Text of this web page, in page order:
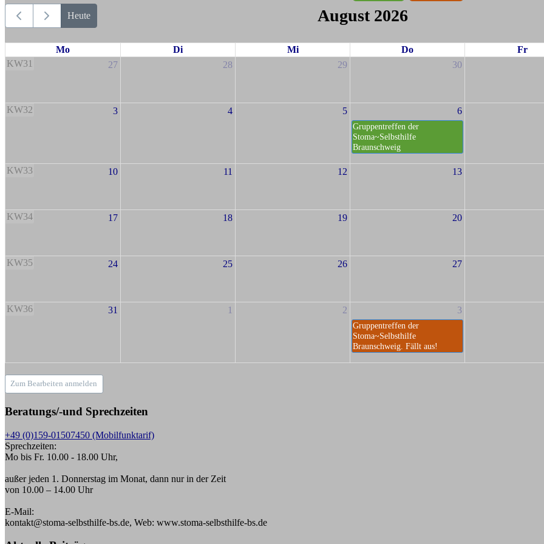
Heute August 2026
Mo Di Mi Do
Fr
KW31
27 28 29 30
KW32 3 4 5 6
Gruppentreffen der
Stoma~Selbsthilfe
Braunschweig
KW33 10 11 12 13
KW34 17 18 19 20
KW35 24 25 26 27
KW36 31 1 2 3
Gruppentreffen der
Stoma~Selbsthilfe
Braunschweig. Fällt aus!
Zum Bearbeiten anmelden
Beratungs/-und Sprechzeiten
+49 (0)159-01507450 (Mobilfunktarif)
Sprechzeiten:
Mo bis Fr. 10.00 - 18.00 Uhr,
außer jeden 1. Donnerstag im Monat, dann nur in der Zeit
von 10.00 – 14.00 Uhr
E-Mail:
kontakt@stoma-selbsthilfe-bs.de, Web: www.stoma-selbsthilfe-bs.de